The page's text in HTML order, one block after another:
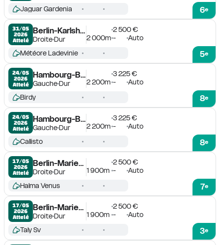
6e
Jaguar Gardenia
31/05
2026
Attelé
Berlin-Karlshorst
DroiteDur
2 500 €
2 000m - Auto
5e
Météore Ladevinie
24/05
2026
Attelé
Hambourg-Bahrenfeld
GaucheDur
3 225 €
2 200m - Auto
8e
Birdy
24/05
2026
Attelé
Hambourg-Bahrenfeld
GaucheDur
3 225 €
2 200m - Auto
8e
Callisto
17/05
2026
Attelé
Berlin-Mariendorf
DroiteDur
2 500 €
1 900m - Auto
7e
Halma Venus
17/05
2026
Attelé
Berlin-Mariendorf
DroiteDur
2 500 €
1 900m - Auto
3e
Taly Sv